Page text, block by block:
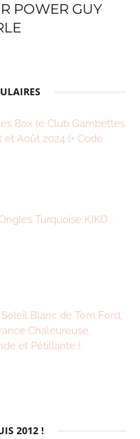
POWER GUY
Box le Club Gambettes
Août 2024 (+ Code
Turquoise KIKO
Soleil Blanc de Tom Ford,
Chaleureuse,
et Pétillante !
2012 !